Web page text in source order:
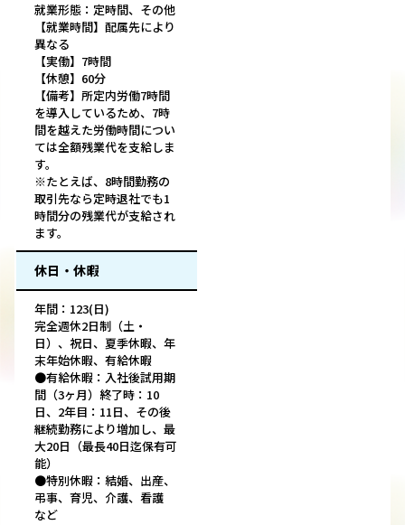
就業形態：定時間、その他
【就業時間】配属先により
異なる
【実働】7時間
【休憩】60分
【備考】所定内労働7時間
を導入しているため、7時
間を越えた労働時間につい
ては全額残業代を支給しま
す。
※たとえば、8時間勤務の
取引先なら定時退社でも1
時間分の残業代が支給され
ます。
休日・休暇
年間：123(日)
完全週休2日制（土・
日）、祝日、夏季休暇、年
末年始休暇、有給休暇
●有給休暇：入社後試用期
間（3ヶ月）終了時：10
日、2年目：11日、その後
継続勤務により増加し、最
大20日（最長40日迄保有可
能）
●特別休暇：結婚、出産、
弔事、育児、介護、看護
など